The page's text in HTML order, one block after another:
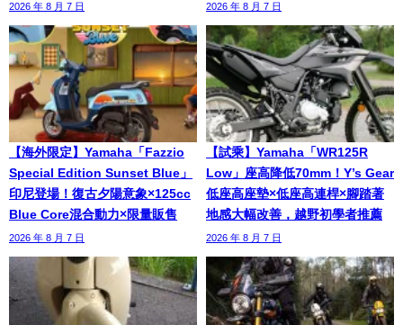
2026 年 8 月 7 日 2026 年 8 月 7 日
【海外限定】Yamaha「Fazzio
Special Edition Sunset Blue」
印尼登場！復古夕陽意象×125cc
Blue Core混合動力×限量販售
2026 年 8 月 7 日
【試乘】Yamaha「WR125R
Low」座高降低70mm！Y’s Gear
低座高座墊×低座高連桿×腳踏著
地感大幅改善，越野初學者推薦
2026 年 8 月 7 日